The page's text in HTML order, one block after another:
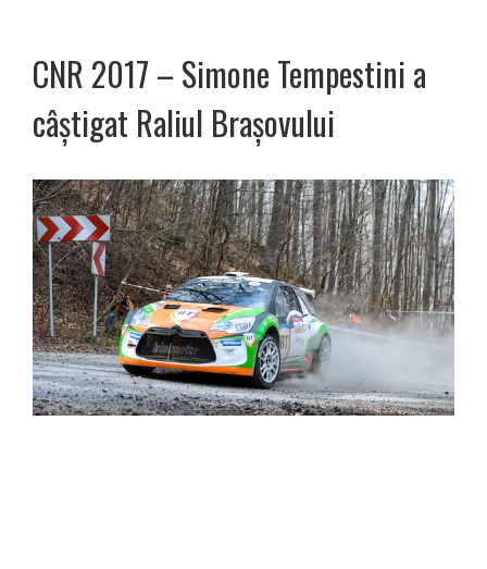
CNR 2017 – Simone Tempestini a
câștigat Raliul Brașovului